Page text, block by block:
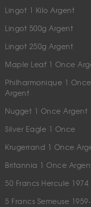
Lingot 1 Kilo Argent
Lingot 500g Argent
Lingot 250g Argent
Maple Leaf 1 Once
Philharmonique 1 Once
Argent
Nugget 1 Once Argent
Silver Eagle 1 Once
Krugerrand 1 Once
Britannia 1 Once
50 Francs Hercule 1974
5 Francs Semeuse